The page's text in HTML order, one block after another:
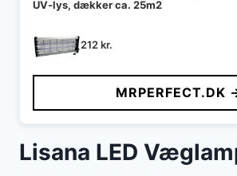
UV-lys, dækker ca. 25m2
212kr.
MRPERFECT.DK
Lisana LED